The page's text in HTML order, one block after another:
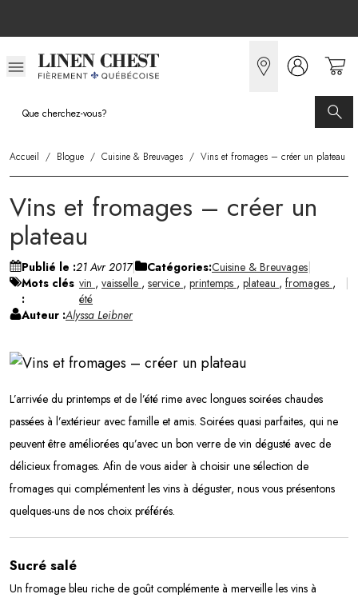
Accueil / Blogue / Cuisine & Breuvages / Vins et fromages – créer un plateau
Vins et fromages – créer un
plateau
Publié le :21 Avr 2017 Catégories:Cuisine & Breuvages
Mots clés
:
vin ,vaisselle ,service ,printemps ,plateau ,fromages ,
été
Auteur :Alyssa Leibner
L’arrivée du printemps et de l’été rime avec longues soirées chaudes
passées à l’extérieur avec famille et amis. Soirées quasi parfaites, qui ne
peuvent être améliorées qu’avec un bon verre de vin dégusté avec de
délicieux fromages. Afin de vous aider à choisir une sélection de
fromages qui complémentent les vins à déguster, nous vous présentons
quelques-uns de nos choix préférés.
Sucré salé
Un fromage bleu riche de goût complémente à merveille les vins à